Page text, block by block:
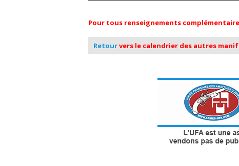
Pour tous renseignements complémentaires
Retourvers le calendrier des autres